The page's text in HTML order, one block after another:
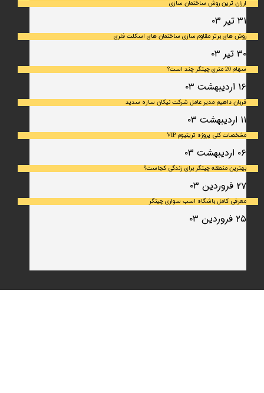
ارزان ترین روش ساختمان سازی
۳۱ تیر ۰۳
روش های برتر مقاوم سازی ساختمان های اسکلت فلری
۳۰ تیر ۰۳
سهام 20 متری چیتگر چند است؟
۱۶ اردیبهشت ۰۳
قربان داهیم مدیر عامل شرکت نیکان سازه سدید
۱۱ اردیبهشت ۰۳
مشخصات کلی پروژه تریتیوم VIP
۰۶ اردیبهشت ۰۳
بهترین منطقه چیتگر برای زندگی کجاست؟
۲۷ فروردین ۰۳
معرفی کامل باشگاه اسب سواری چیتگر
۲۵ فروردین ۰۳